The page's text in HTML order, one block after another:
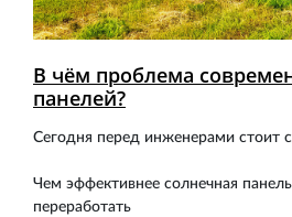
В чём проблема
панелей?
Сегодня перед инженерами стоит
Чем эффективнее солнечная
переработать